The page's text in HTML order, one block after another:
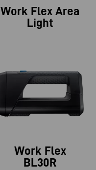
Work Flex Area
Light
Work Flex
BL30R